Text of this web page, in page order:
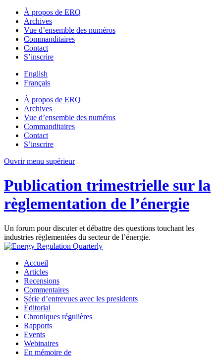
À propos de ERQ
Archives
Vue d’ensemble des numéros
Commanditaires
Contact
S’inscrire
English
Français
À propos de ERQ
Archives
Vue d’ensemble des numéros
Commanditaires
Contact
S’inscrire
Ouvrir menu supérieur
Publication trimestrielle sur la
règlementation de l’énergie
Un forum pour discuter et débattre des questions touchant les
industries règlementées du secteur de l’énergie.
Accueil
Articles
Recensions
Commentaires
Série d’entrevues avec les presidents
Éditorial
Chroniques régulières
Rapports
Events
Webinaires
En mémoire de